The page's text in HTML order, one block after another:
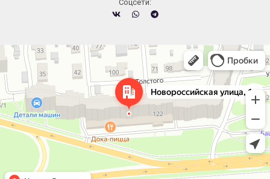
Cоцсети:
Челябинск
Новороссийская улица, 122 — Яндекс.Карты